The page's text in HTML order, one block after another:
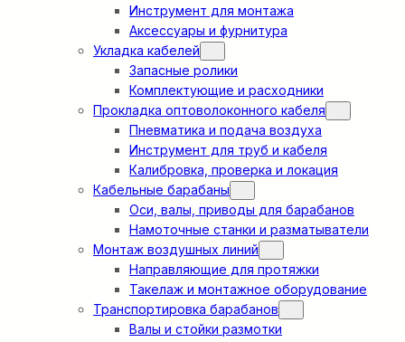
Инструмент для монтажа
Аксессуары и фурнитура
Укладка кабелей
Запасные ролики
Комплектующие и расходники
Прокладка оптоволоконного кабеля
Пневматика и подача воздуха
Инструмент для труб и кабеля
Калибровка, проверка и локация
Кабельные барабаны
Оси, валы, приводы для барабанов
Намоточные станки и разматыватели
Монтаж воздушных линий
Направляющие для протяжки
Такелаж и монтажное оборудование
Транспортировка барабанов
Валы и стойки размотки